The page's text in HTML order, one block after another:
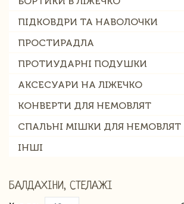
ПІДКОВДРИ ТА НАВОЛОЧКИ
ПРОСТИРАДЛА
ПРОТИУДАРНІ ПОДУШКИ
АКСЕСУАРИ НА ЛІЖЕЧКО
КОНВЕРТИ ДЛЯ НЕМОВЛЯТ
СПАЛЬНІ МІШКИ ДЛЯ НЕМОВЛЯТ
ІНШІ
БАЛДАХІНИ, СТЕЛАЖІ